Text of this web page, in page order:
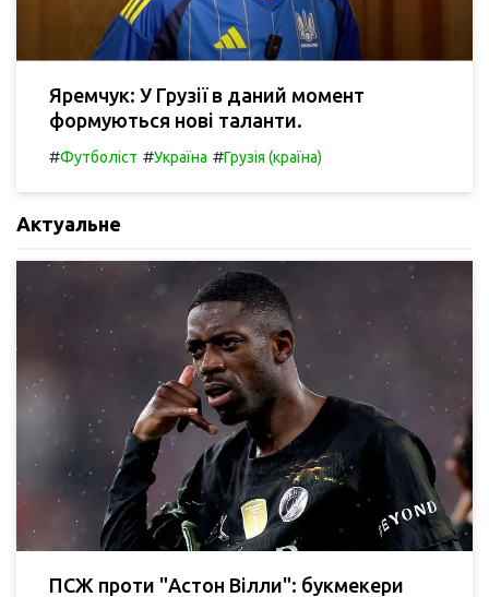
Яремчук: У Грузії в даний момент
формуються нові таланти.
#Футболіст #Україна #Грузія (країна)
Актуальне
ПСЖ проти "Астон Вілли": букмекери